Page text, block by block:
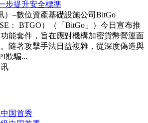
步提升安全標準
）–數位資產基礎設施公司BitGo
： BTGO）（「BitGo」）今日宣布推
能套件，旨在應對機構加密貨幣營運面
隨著攻擊手法日益複雜，從深度偽造與
欺騙...
国首秀